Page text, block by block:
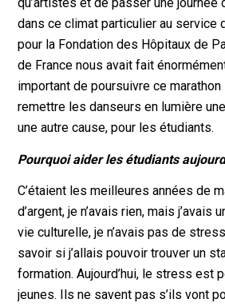
dans ce climat particulier au service
pour la Fondation des Hôpitaux de
de France nous avait fait
important de poursuivre ce
remettre les danseurs en lumière
une autre cause, pour les étudiants.
Pourquoi aider les étudiants
C’étaient les meilleures années de
d’argent, je n’avais rien, mais j’avais
vie culturelle, je n’avais pas de
savoir si j’allais pouvoir trouver un
formation. Aujourd’hui, le stress est
jeunes. Ils ne savent pas s’ils vont